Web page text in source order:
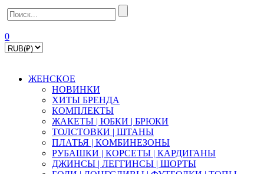
0
ЖЕНСКОЕ
НОВИНКИ
ХИТЫ БРЕНДА
КОМПЛЕКТЫ
ЖАКЕТЫ | ЮБКИ | БРЮКИ
ТОЛСТОВКИ | ШТАНЫ
ПЛАТЬЯ | КОМБИНЕЗОНЫ
РУБАШКИ | КOPСЕТЫ | КАРДИГАНЫ
ДЖИНСЫ | ЛЕГГИНСЫ | ШОРТЫ